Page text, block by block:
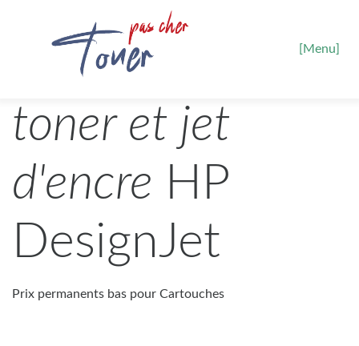
[Menu]
toner et jet
d'encre HP
DesignJet
Prix permanents bas pour Cartouches